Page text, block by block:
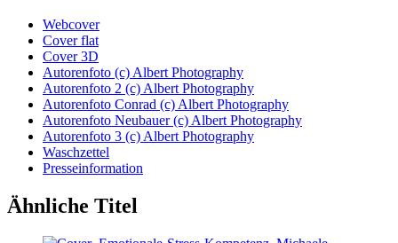
Webcover
Cover flat
Cover 3D
Autorenfoto (c) Albert Photography
Autorenfoto 2 (c) Albert Photography
Autorenfoto Conrad (c) Albert Photography
Autorenfoto Neubauer (c) Albert Photography
Autorenfoto 3 (c) Albert Photography
Waschzettel
Presseinformation
Ähnliche Titel